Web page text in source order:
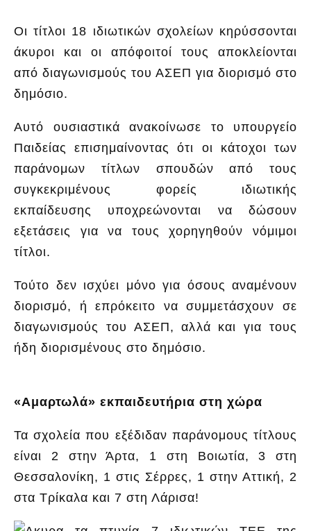
Οι τίτλοι 18 ιδιωτικών σχολείων κηρύσσονται
άκυροι και οι απόφοιτοί τους αποκλείονται
από διαγωνισμούς του ΑΣΕΠ για διορισμό στο
δημόσιο.
Αυτό ουσιαστικά ανακοίνωσε το υπουργείο
Παιδείας επισημαίνοντας ότι οι κάτοχοι των
παράνομων τίτλων σπουδών από τους
συγκεκριμένους φορείς ιδιωτικής
εκπαίδευσης υποχρεώνονται να δώσουν
εξετάσεις για να τους χορηγηθούν νόμιμοι
τίτλοι.
Τούτο δεν ισχύει μόνο για όσους αναμένουν
διορισμό, ή επρόκειτο να συμμετάσχουν σε
διαγωνισμούς του ΑΣΕΠ, αλλά και για τους
ήδη διορισμένους στο δημόσιο.
«Αμαρτωλά» εκπαιδευτήρια στη χώρα
Τα σχολεία που εξέδιδαν παράνομους τίτλους
είναι 2 στην Άρτα, 1 στη Βοιωτία, 3 στη
Θεσσαλονίκη, 1 στις Σέρρες, 1 στην Αττική, 2
στα Τρίκαλα και 7 στη Λάρισα!